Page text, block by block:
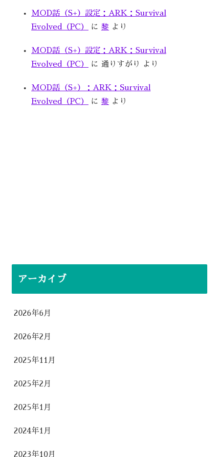
MOD話（S+）設定：ARK：Survival
Evolved（PC）
に 黎 より
MOD話（S+）設定：ARK：Survival
Evolved（PC）
に 通りすがり より
MOD話（S+）：ARK：Survival
Evolved（PC）
に 黎 より
アーカイブ
2026年6月
2026年2月
2025年11月
2025年2月
2025年1月
2024年1月
2023年10月